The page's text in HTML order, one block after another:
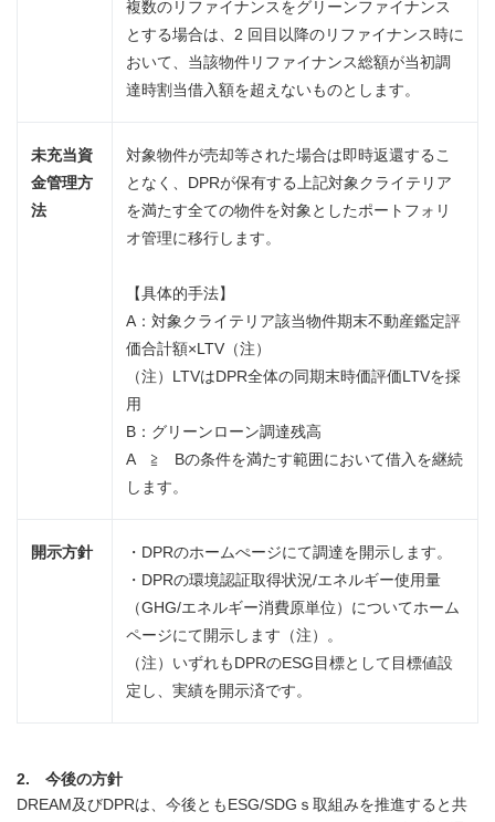
複数のリファイナンスをグリーンファイナンス
とする場合は、2 回目以降のリファイナンス時に
おいて、当該物件リファイナンス総額が当初調
達時割当借入額を超えないものとします。
未充当資
金管理方
法
対象物件が売却等された場合は即時返還するこ
となく、DPRが保有する上記対象クライテリア
を満たす全ての物件を対象としたポートフォリ
オ管理に移行します。
【具体的手法】
A：対象クライテリア該当物件期末不動産鑑定評
価合計額×LTV（注）
（注）LTVはDPR全体の同期末時価評価LTVを採
用
B：グリーンローン調達残高
A ≧ Bの条件を満たす範囲において借入を継続
します。
開示方針
・DPRのホームぺージにて調達を開示します。
・DPRの環境認証取得状況/エネルギー使用量
（GHG/エネルギー消費原単位）についてホーム
ページにて開示します（注）。
（注）いずれもDPRのESG目標として目標値設
定し、実績を開示済です。
2. 今後の方針
DREAM及びDPRは、今後ともESG/SDGｓ取組みを推進すると共